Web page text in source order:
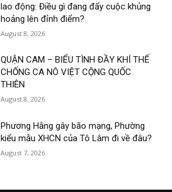
lao động: Điều gì đang đẩy cuộc khủng
hoảng lên đỉnh điểm?
August 8, 2026
QUẬN CAM – BIỂU TÌNH ĐẦY KHÍ THẾ
CHỐNG CA NÔ VIỆT CỘNG QUỐC
THIÊN
August 8, 2026
Phương Hằng gây bão mạng, Phường
kiểu mẫu XHCN của Tô Lâm đi về đâu?
August 7, 2026